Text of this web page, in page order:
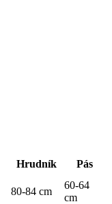
Hrudník Pás
80-84 cm
60-64
cm